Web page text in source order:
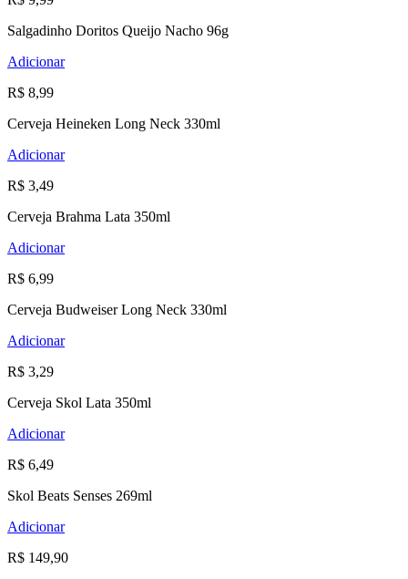
Salgadinho Doritos Queijo Nacho 96g
Adicionar
R$ 8,99
Cerveja Heineken Long Neck 330ml
Adicionar
R$ 3,49
Cerveja Brahma Lata 350ml
Adicionar
R$ 6,99
Cerveja Budweiser Long Neck 330ml
Adicionar
R$ 3,29
Cerveja Skol Lata 350ml
Adicionar
R$ 6,49
Skol Beats Senses 269ml
Adicionar
R$ 149,90